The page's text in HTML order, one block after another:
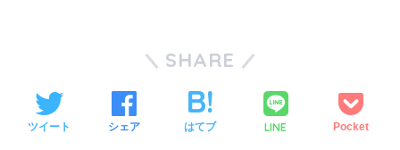
SHARE
ツイート シェア はてブ LINE Pocket